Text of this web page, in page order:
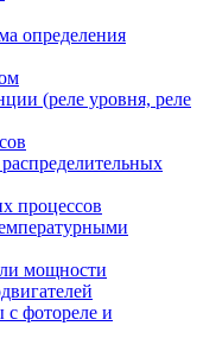
определения
(реле уровня, реле
процессов
мощности
фотореле и